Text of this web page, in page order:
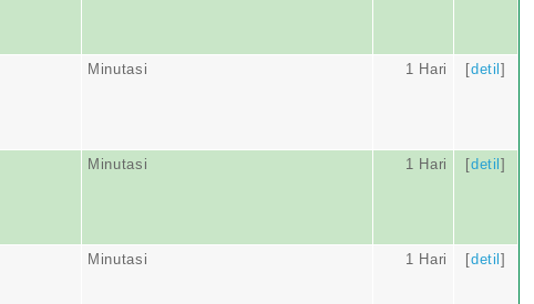
Minutasi 1 Hari [detil]
Minutasi 1 Hari [detil]
Minutasi 1 Hari [detil]